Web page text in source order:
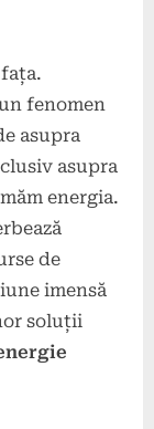
fenomen
asupra
asupra
energia.
de
imensă
soluții